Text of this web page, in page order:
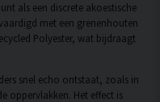
als een discrete akoestische
met een grenenhouten
Polyester, wat bijdraagt
snel echo ontstaat, zoals in
oppervlakken. Het effect is